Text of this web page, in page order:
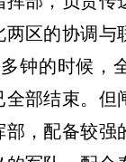
两区的协调与
钟的时候，
全部结束。但
，配备较强